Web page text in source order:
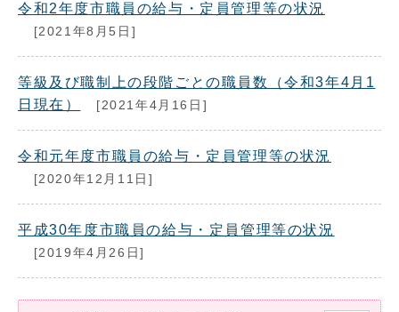
令和2年度市職員の給与・定員管理等の状況
[2021年8月5日]
等級及び職制上の段階ごとの職員数（令和3年4月1
日現在）
[2021年4月16日]
令和元年度市職員の給与・定員管理等の状況
[2020年12月11日]
平成30年度市職員の給与・定員管理等の状況
[2019年4月26日]